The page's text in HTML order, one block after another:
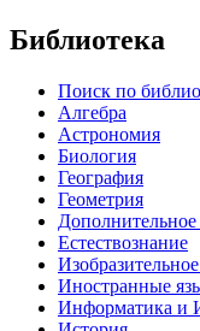
Библиотека
Поиск по
Алгебра
Астрономия
Биология
География
Геометрия
Дополнительное
Естествознание
Иностранные
Информатика и